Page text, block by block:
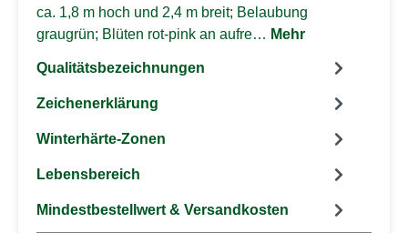
ca. 1,8 m hoch und 2,4 m breit; Belaubung
graugrün; Blüten rot-pink an aufre… Mehr
Qualitätsbezeichnungen
Zeichenerklärung
Winterhärte-Zonen
Lebensbereich
Mindestbestellwert & Versandkosten